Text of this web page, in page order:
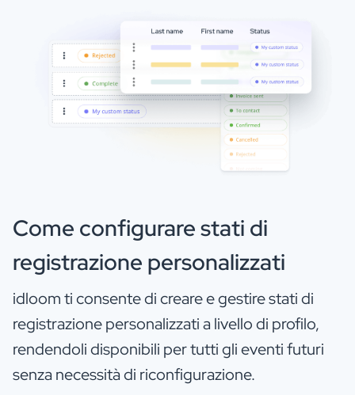
Come configurare stati di
registrazione personalizzati
idloom ti consente di creare e gestire stati di
registrazione personalizzati a livello di profilo,
rendendoli disponibili per tutti gli eventi futuri
senza necessità di riconfigurazione.